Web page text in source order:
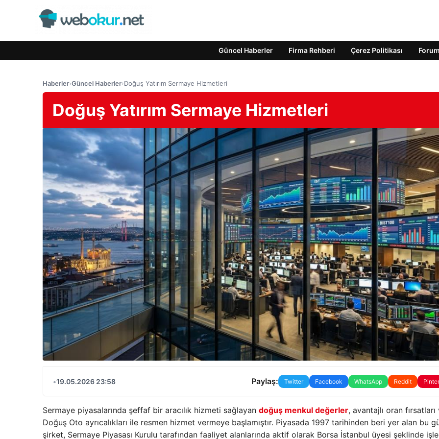
Güncel Haberler Firma Rehberi Çerez Politikası Forum
Haberler›Güncel Haberler›Doğuş Yatırım Sermaye Hizmetleri
Doğuş Yatırım Sermaye Hizmetleri
•19.05.2026 23:58 Paylaş: Twitter Facebook WhatsApp Reddit
Sermaye piyasalarında şeffaf bir aracılık hizmeti sağlayan doğuş menkul değerler, avantajlı oran fırsatları
Doğuş Oto ayrıcalıkları ile resmen hizmet vermeye başlamıştır. Piyasada 1997 tarihinden beri yer alan bu
şirket, Sermaye Piyasası Kurulu tarafından faaliyet alanlarında aktif olarak Borsa İstanbul üyesi şeklinde